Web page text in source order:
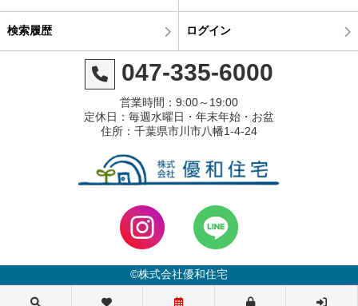
検索履歴 ログイン
047-335-6000
営業時間：9:00～19:00
定休日：毎週水曜日・年末年始・お盆
住所：千葉県市川市八幡1-4-24
©株式会社優和住宅